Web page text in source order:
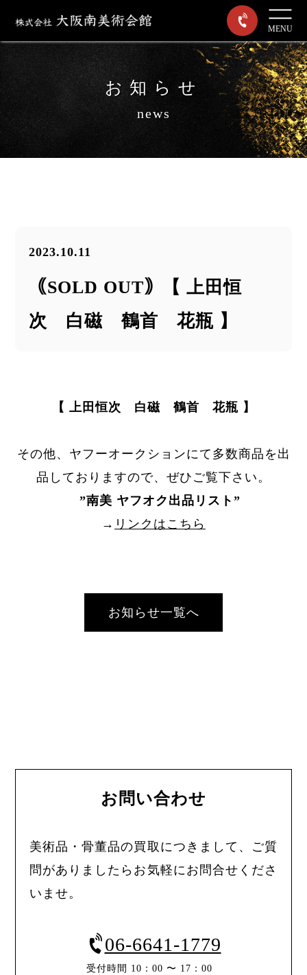
MENU
お知らせ
news
2023.10.11
｟SOLD OUT｠【 上田恒
次 白磁 鶴首 花瓶 】
【 上田恒次 白磁 鶴首 花瓶 】
その他、ヤフーオークションにて多数商品を出
品しておりますので、ぜひご覧下さい。
”南美 ヤフオク出品リスト ”
→ リンクはこちら
お知らせ一覧へ
お問い合わせ
美術品・骨董品の買取につきまして、ご質
問がありましたらお気軽にお問合せくださ
いませ。
06-6641-1779
受付時間 10：00 〜 17：00